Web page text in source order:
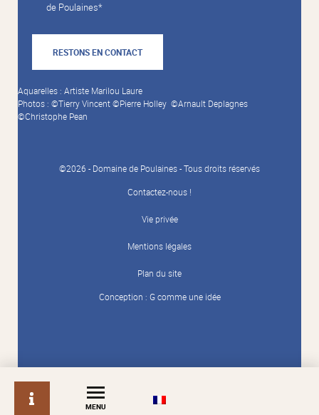
info
MENU
de Poulaines*
RESTONS EN CONTACT
Aquarelles : Artiste Marilou Laure
Photos : ©Tierry Vincent ©Pierre Holley ©Arnault Deplagnes
©Christophe Pean
©2026 - Domaine de Poulaines - Tous droits réservés
Contactez-nous !
Vie privée
Mentions légales
Plan du site
Conception : G comme une idée